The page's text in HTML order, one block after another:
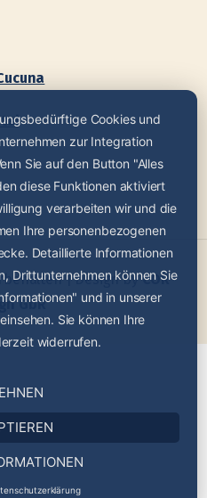
| Design byCOR
GbR
Cookies und
zur Integration
Sie auf den Button "Alles
diese Funktionen aktiviert
verarbeiten wir und die
Ihre personenbezogenen
Detaillierte Informationen
Drittunternehmen können Sie
und in unserer
Sie können Ihre
widerrufen.